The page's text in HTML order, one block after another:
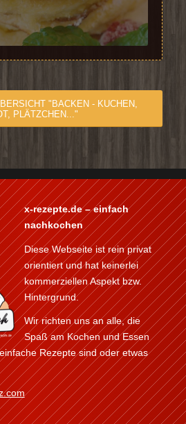
"BACKEN - KUCHEN,
PLÄTZCHEN..."
x-rezepte.de – einfach
nachkochen
Diese Webseite ist rein privat
orientiert und hat keinerlei
kommerziellen Aspekt bzw.
Hintergrund.
Wir richten uns an alle, die
Spaß am Kochen und Essen
Rezepte sind oder etwas